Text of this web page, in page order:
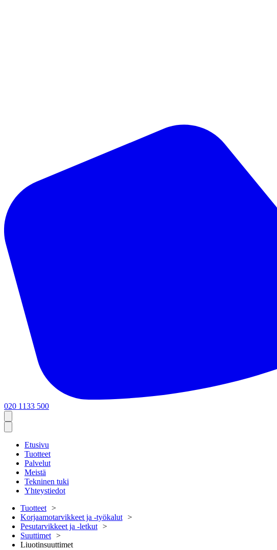
020 1133 500
Etusivu
Tuotteet
Palvelut
Meistä
Tekninen tuki
Yhteystiedot
Tuotteet
Korjaamotarvikkeet ja -työkalut
Pesutarvikkeet ja -letkut
Suuttimet
Liuotinsuuttimet